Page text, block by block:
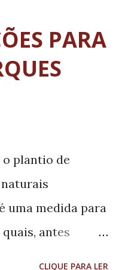
Pedido de
entregou o
(PMDB).
PARA
plantio de
uma medida para
antes
CLIQUE PARA LER